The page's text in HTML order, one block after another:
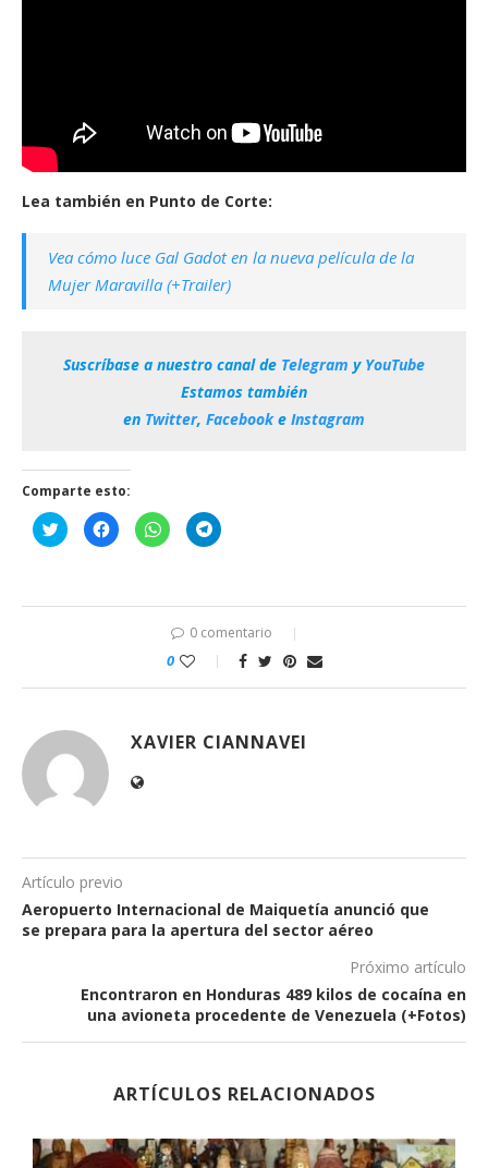
Lea también en Punto de Corte:
Vea cómo luce Gal Gadot en la nueva película de la
Mujer Maravilla (+Trailer)
Suscríbase a nuestro canal de Telegram y YouTube
Estamos también
en Twitter, Facebooke Instagram
Comparte esto:
Haz
clic
(Se
Haz
clic
(Se
Haz
clic
(Se
en
una
ventana
nueva)
Haz
clic
(Se
en
ventana
nueva)
0 comentario
0
XAVIER CIANNAVEI
Artículo previo
Aeropuerto Internacional de Maiquetía anunció que
se prepara para la apertura del sector aéreo
Próximo artículo
Encontraron en Honduras 489 kilos de cocaína en
una avioneta procedente de Venezuela (+Fotos)
ARTÍCULOS RELACIONADOS